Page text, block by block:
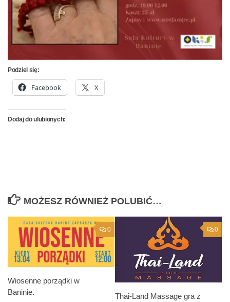
Podziel się:
Facebook X
Dodaj do ulubionych:
MOŻESZ RÓWNIEŻ POLUBIĆ…
0
Wiosenne porządki w
Baninie.
0
Thai-Land Massage gra z